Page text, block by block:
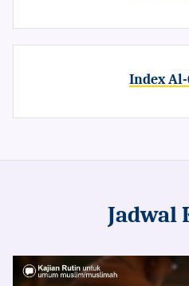
Index
Jadwal